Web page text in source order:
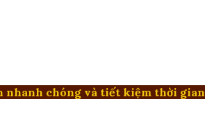
nhanh chóng và tiết kiệm thời gian